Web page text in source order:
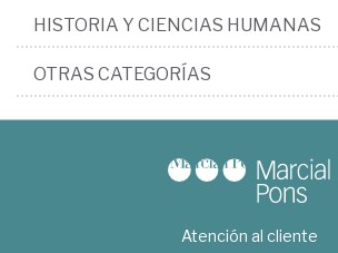
HISTORIA Y CIENCIAS HUMANAS
OTRAS CATEGORÍAS
Atención al cliente